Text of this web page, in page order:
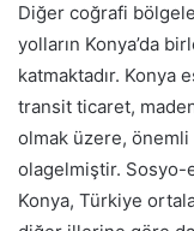
Diğer coğrafi
yolların Konya’da
katmaktadır. Konya
transit ticaret,
olmak üzere,
olagelmiştir. Sosyo-
Konya, Türkiye